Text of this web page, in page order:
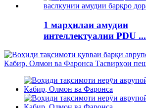
1 марҳилаи амудии
интеллектуалии PDU ...